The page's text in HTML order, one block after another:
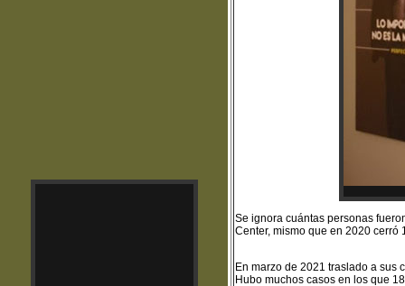
Se ignora cuántas personas
Center, mismo que en 2020
En marzo de 2021 traslado a sus
Hubo muchos casos en los que